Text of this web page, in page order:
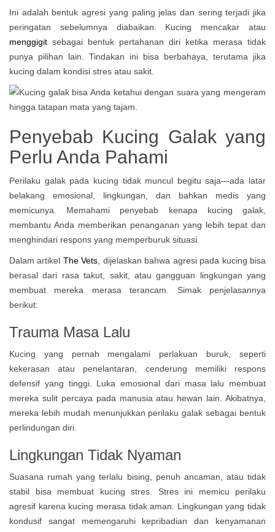
Ini adalah bentuk agresi yang paling jelas dan sering terjadi jika
peringatan sebelumnya diabaikan. Kucing mencakar atau
menggigit sebagai bentuk pertahanan diri ketika merasa tidak
punya pilihan lain. Tindakan ini bisa berbahaya, terutama jika
kucing dalam kondisi stres atau sakit.
Penyebab Kucing Galak yang
Perlu Anda Pahami
Perilaku galak pada kucing tidak muncul begitu saja—ada latar
belakang emosional, lingkungan, dan bahkan medis yang
memicunya. Memahami penyebab kenapa kucing galak,
membantu Anda memberikan penanganan yang lebih tepat dan
menghindari respons yang memperburuk situasi.
Dalam artikel The Vets, dijelaskan bahwa agresi pada kucing bisa
berasal dari rasa takut, sakit, atau gangguan lingkungan yang
membuat mereka merasa terancam. Simak penjelasannya
berikut:
Trauma Masa Lalu
Kucing yang pernah mengalami perlakuan buruk, seperti
kekerasan atau penelantaran, cenderung memiliki respons
defensif yang tinggi. Luka emosional dari masa lalu membuat
mereka sulit percaya pada manusia atau hewan lain. Akibatnya,
mereka lebih mudah menunjukkan perilaku galak sebagai bentuk
perlindungan diri.
Lingkungan Tidak Nyaman
Suasana rumah yang terlalu bising, penuh ancaman, atau tidak
stabil bisa membuat kucing stres. Stres ini memicu perilaku
agresif karena kucing merasa tidak aman. Lingkungan yang tidak
kondusif sangat memengaruhi kepribadian dan kenyamanan